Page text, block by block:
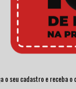
o seu cadastro e receba